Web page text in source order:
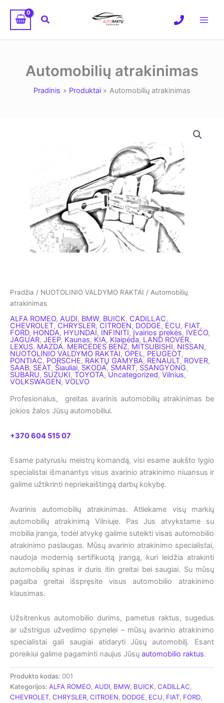
turinio
Paieška
Automobilių atrakinimas
Pradinis Produktai Automobilių atrakinimas
Pradžia / NUOTOLINIO VALDYMO RAKTAI / Automobilių
atrakinimas
ALFA ROMEO, AUDI, BMW, BUICK, CADILLAC,
CHEVROLET, CHRYSLER, CITROEN, DODGE, ECU, FIAT,
FORD, HONDA, HYUNDAI, INFINITI, Įvairios prekės, IVECO,
JAGUAR, JEEP, Kaunas, KIA, Klaipėda, LAND ROVER,
LEXUS, MAZDA, MERCEDES BENZ, MITSUBISHI, NISSAN,
NUOTOLINIO VALDYMO RAKTAI, OPEL, PEUGEOT,
PONTIAC, PORSCHE, RAKTŲ GAMYBA, RENAULT, ROVER,
SAAB, SEAT, Šiauliai, SKODA, SMART, SSANGYONG,
SUBARU, SUZUKI, TOYOTA, Uncategorized, Vilnius,
VOLKSWAGEN, VOLVO
Profesionalus, greitas avarinis automobilių atrakinimas be
jokios žalos Jūsų automobiliui.
+370 604 515 07
Esame patyrusiu meistrų komandą, visi esame aukšto lygio
specialistai išmanantys visus avarinio atrakinimo niuansus ir
galime užtikrinti nepriekaištingą darbų kokybę.
Avarinis automobilių atrakinimas. Atliekame visų markių
automobilių atrakinimą Vilniuje. Pas Jus atvykstame su
mobilia įranga, todėl atvykę galime suteikti visas automobilio
atrakinimo paslaugas. Mūsų avarinio atrakinimo specialistai,
naudoja modernią sertifikuotą įrangą, kuri leidžia atrakinti
automobilių spinas ir duris itin greitai bei saugiai. Su mūsų
pagalba greitai išspręsite visus automobilio atrakinimo
klausimas.
Užsitrenkus automobilio durims, pametus raktus, sugedus
ar užstrigus užvedimo spynelei – mūsų avarinio atrakinimo
specialistai gali saugiai atidaryti Jūsų automobilį. Esant
poreikiui galime pagaminti naujus Jūsų automobilio raktus.
Produkto kodas: 001
Kategorijos: ALFA ROMEO, AUDI, BMW, BUICK, CADILLAC,
CHEVROLET, CHRYSLER, CITROEN, DODGE, ECU, FIAT, FORD,